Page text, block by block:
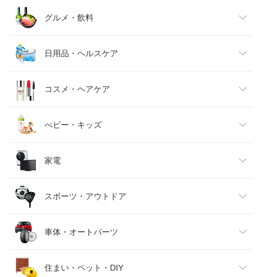
レディースファッション
メンズファッション
キッズファッション
ベビーファッション
インナー・下着・ナイトウェア
バッグ・小物・ブランド雑貨
靴
腕時計
グルメ・飲料
食品
スイーツ・お菓子
水・ソフトドリンク
ビール・洋酒
ワイン
日本酒・焼酎
日用品・ヘルスケア
日用品雑貨・文房具・手芸
ダイエット・健康
医薬品・コンタクト・介護
コスメ・ヘアケア
美容・コスメ・香水
べビー・キッズ
キッズ・ベビー・マタニティ
おもちゃ
家電
家電
TV・オーディオ・カメラ
スマートフォン・タブレット
スポーツ・アウトドア
スポーツ・アウトドア
ゴルフ
車体・オートパーツ
車用品・バイク用品
住まい・ペット・DIY